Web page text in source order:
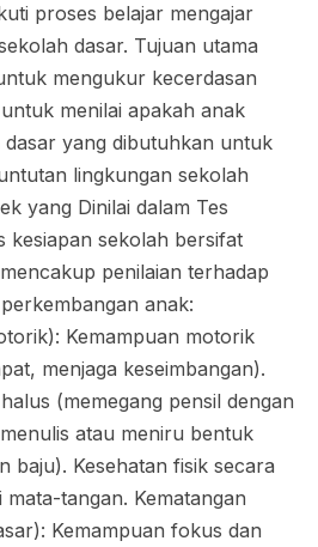
proses belajar mengajar
dasar. Tujuan utama
mengukur kecerdasan
menilai apakah anak
dasar yang dibutuhkan untuk
lingkungan sekolah
yang Dinilai dalam Tes
kesiapan sekolah bersifat
penilaian terhadap
anak:
Kemampuan motorik
menjaga keseimbangan).
(memegang pensil dengan
atau meniru bentuk
baju). Kesehatan fisik secara
tangan. Kematangan
Kemampuan fokus dan